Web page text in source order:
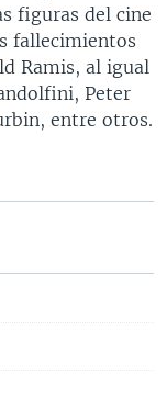
figuras del cine
fallecimientos
Ramis, al igual
Peter
entre otros.